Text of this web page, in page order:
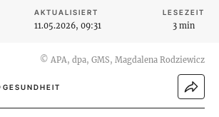
AKTUALISIERT
11.05.2026, 09:31
LESEZEIT
3 min
© APA, dpa, GMS, Magdalena Rodziewicz
GESUNDHEIT